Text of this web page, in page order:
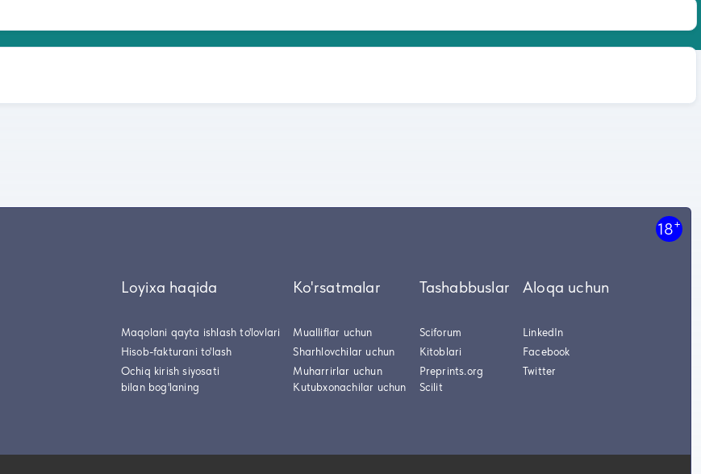
18+
Loyixa haqida
Maqolani qayta ishlash to'lovlari
Hisob-fakturani to'lash
Ochiq kirish siyosati
bilan bog'laning
Ko'rsatmalar
Mualliflar uchun
Sharhlovchilar uchun
Muharrirlar uchun
Kutubxonachilar uchun
Tashabbuslar
Sciforum
Kitoblari
Preprints.org
Scilit
Aloqa uchun
LinkedIn
Facebook
Twitter